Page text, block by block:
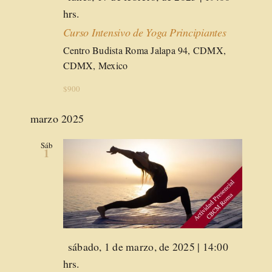
hrs.
Curso Intensivo de Yoga Principiantes
Centro Budista RomaJalapa 94, CDMX,
CDMX, Mexico
$900
marzo 2025
Sáb
1
Destacado
sábado, 1 de marzo, de 2025 | 14:00
hrs.